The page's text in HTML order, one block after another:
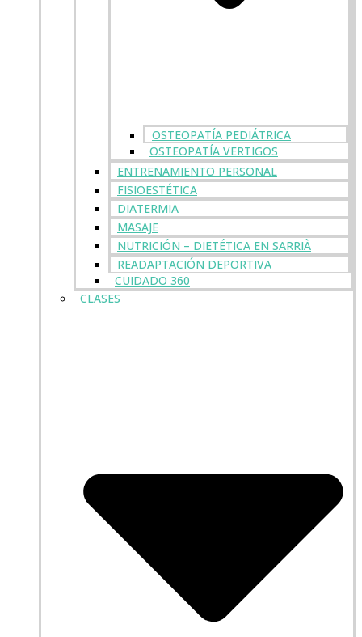
OSTEOPATÍA PEDIÁTRICA
OSTEOPATÍA VERTIGOS
ENTRENAMIENTO PERSONAL
FISIOESTÉTICA
DIATERMIA
MASAJE
NUTRICIÓN – DIETÉTICA EN SARRIÀ
READAPTACIÓN DEPORTIVA
CUIDADO 360
CLASES